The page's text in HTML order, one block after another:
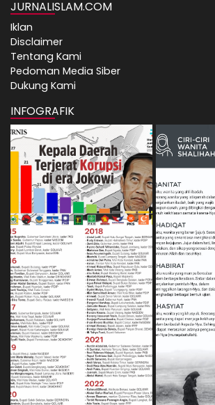
JURNALISLAM.COM
Iklan
Disclaimer
Tentang Kami
Pedoman Media Siber
Dukung Kami
INFOGRAFIK